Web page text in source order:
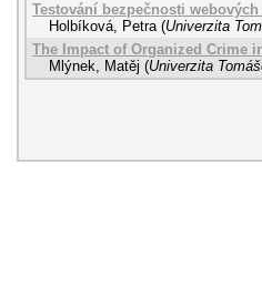
Testování bezpečnosti
Holbíková, Petra (Univerzita
The Impact of Organized Crime
Mlýnek, Matěj (Univerzita